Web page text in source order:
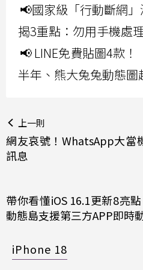
📢國家級「行動斷網
揭3重點：勿用手機處
📢 LINE免費貼圖4款
半年、熊大兔兔動態圖
上一則
網友哀號！WhatsApp大當
訊息
帶你看懂iOS 16.1更新8亮
動態島支援第三方APP即時
iPhone 18